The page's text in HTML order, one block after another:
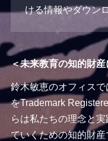
ける情報やダウン
＜未来教育の知的財産
鈴木敏恵のオフィス
をTrademark
らは私たちの理念と
ていくための知的財産